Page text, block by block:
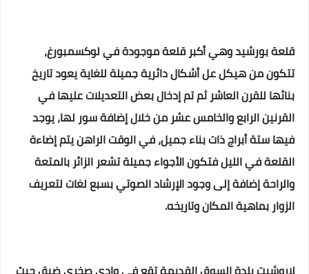
قلعة بورشيد وهي أكبر قلعة موجودة في لوكسمبورغ،
تتكون من هيكل عل أشكال دائرية جميلة للغاية يعود تاريخ
بنائها للقرن العاشر ثم تم إدخال بعض التعديلات عليها في
القرنين الرابع والخامس عشر من خلال إضافة سور لها، يوجد
فيها ستة أبراج ذات بناء جميل، في الوقت الراهن يتم إضاءة
القلعة في الليل فتكون الأجواء جميلة تشعر الزائر بالمتعة
والراحة إضافة إلى وجود الإرشاد الصوتي بسبع لغات لتعريف
الزوار بماهية المكان وتاريخه.